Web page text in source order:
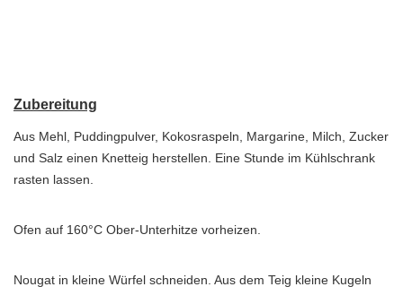
Zubereitung
Aus Mehl, Puddingpulver, Kokosraspeln, Margarine, Milch, Zucker
und Salz einen Knetteig herstellen. Eine Stunde im Kühlschrank
rasten lassen.
Ofen auf 160°C Ober-Unterhitze vorheizen.
Nougat in kleine Würfel schneiden. Aus dem Teig kleine Kugeln